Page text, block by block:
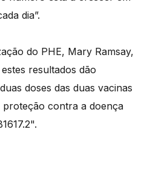
dia”.
do PHE, Mary Ramsay,
resultados dão
doses das duas vacinas
contra a doença